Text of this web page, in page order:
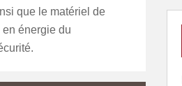
que le matériel de
énergie du